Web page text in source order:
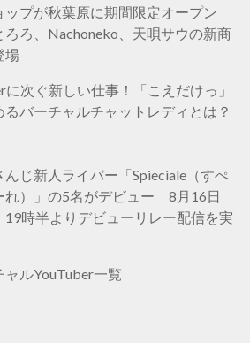
ップが秋葉原に期間限定オープン
ろろ、Nachoneko、天唄サウの新商
場
に次ぐ新しい仕事！「こえだけっ」
るバーチャルチャットレディとは？
んじ新人ライバー「Spieciale（すぺ
れ）」の5名がデビュー 8月16日
19時半よりデビューリレー配信を実
ャルYouTuber一覧